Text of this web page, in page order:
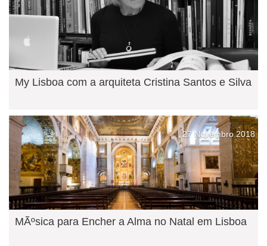
My Lisboa com a arquiteta Cristina Santos e Silva
27 Novembro 2018
MÃºsica para Encher a Alma no Natal em Lisboa